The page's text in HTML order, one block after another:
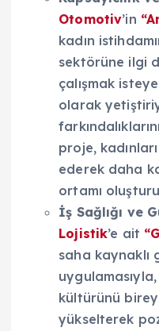
Otomotiv’in
kadın
sektörüne ilgi
çalışmak
olarak
proje,
ederek daha
ortamı
İş Sağlığı ve
Lojistik’e ait
saha kaynaklı
kültürünü
yükselterek